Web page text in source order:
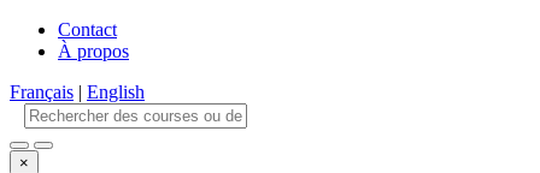
Contact
À propos
Français | English
×